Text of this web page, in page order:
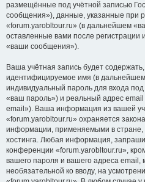
размещённые под учётной записью
сообщения»), данные, указанные при
«forum.yarobltour.ru» (в дальнейшем
оставленные вами после
«ваши сообщения»).
Ваша учётная запись будет
идентифицируемое имя (в
индивидуальный пароль для входа
«ваш пароль») и реальный адрес
email»). Ваша информация из вашей
«forum.yarobltour.ru» охраняется
информации, применяемыми в стране,
хостинга. Любая информация,
конференции «forum.yarobltour.ru»,
вашего пароля и вашего адреса email,
необязательной ко вводу, на